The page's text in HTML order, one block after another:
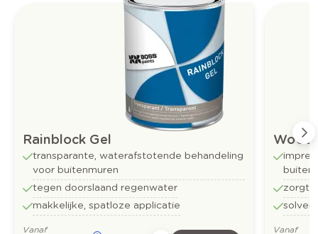
Rainblock Gel
transparante, waterafstotende behandeling
voor buitenmuren
tegen doorslaand regenwater
makkelijke, spatloze applicatie
Vanaf
buiten
zorgt
Vanaf